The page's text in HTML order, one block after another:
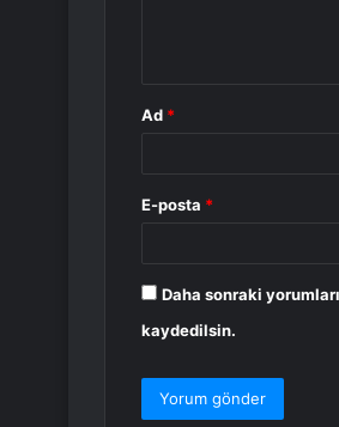
Ad *
E-posta *
Daha sonraki
kaydedilsin.